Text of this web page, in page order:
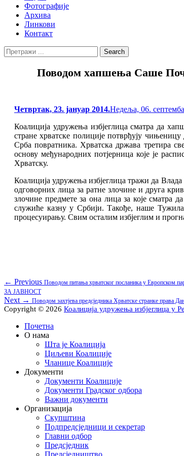
Фотографије
Архива
Линкови
Контакт
Search
Search
for:
Повoдом хапшења Саше
Posted
Четвртак, 23. јануар 2014.Недеља, 06.
Коалиција удружења избјеглица сматра да
стране хрватске полиције потврђују
Срба повратника. Хрватска држава третира
основу међународних потјерница које је
Хрватску.
Коалиција удружења избјеглица тражи да
одговорних лица за ратне злочине и друга
злочине предмете за она лица за које сматра
служиће казну у Србији. Такође, наше
процесуирању. Свим осталим избјеглим и
Кретање
чланка
← Previous Previous
Повoдом питања хрватског посланика у Европском
ЗА ЈАВНОСТ
Next → Next
post:
Повoдом захтјева предсједника Хрватске странке
Copyright © 2026 Коалиција удружења избјеглица у
Почетна
О нама
Шта је Коалиција
Циљеви Коалиције
Чланице Коалиције
Документи
Документи Коалиције
Документи Градског одбора
Важни документи
Организација
Скупштина
Подпредсједници и секретар
Главни одбор
Предсједник
Предсједништво